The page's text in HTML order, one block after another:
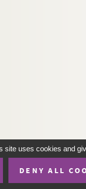
site uses cookies and
DENY ALL